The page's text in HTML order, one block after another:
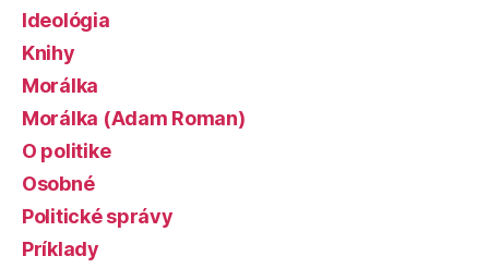
Ideológia
Knihy
Morálka
Morálka (Adam Roman)
O politike
Osobné
Politické správy
Príklady